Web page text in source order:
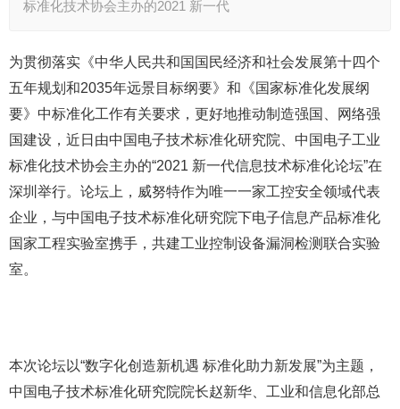
标准化技术协会主办的2021 新一代
为贯彻落实《中华人民共和国国民经济和社会发展第十四个
五年规划和2035年远景目标纲要》和《国家标准化发展纲
要》中标准化工作有关要求，更好地推动制造强国、网络强
国建设，近日由中国电子技术标准化研究院、中国电子工业
标准化技术协会主办的“2021 新一代信息技术标准化论坛”在
深圳举行。论坛上，威努特作为唯一一家工控安全领域代表
企业，与中国电子技术标准化研究院下电子信息产品标准化
国家工程实验室携手，共建工业控制设备漏洞检测联合实验
室。
本次论坛以“数字化创造新机遇 标准化助力新发展”为主题，
中国电子技术标准化研究院院长赵新华、工业和信息化部总